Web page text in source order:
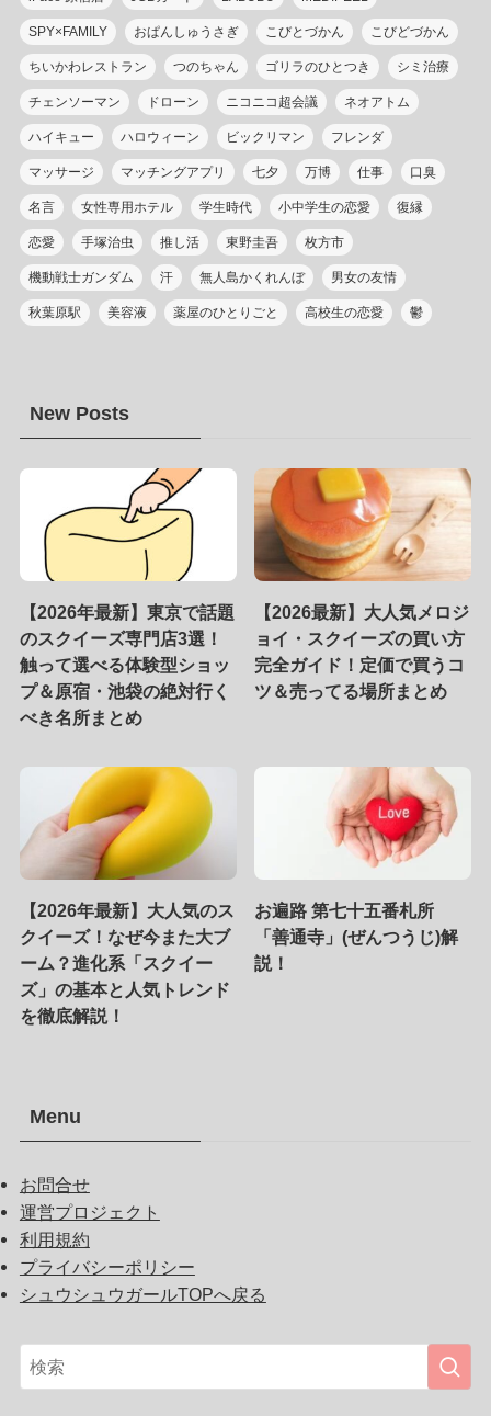
SPY×FAMILY おぱんしゅうさぎ こびとづかん こびどづかん
ちいかわレストラン つのちゃん ゴリラのひとつき シミ治療
チェンソーマン ドローン ニコニコ超会議 ネオアトム
ハイキュー ハロウィーン ビックリマン フレンダ
マッサージ マッチングアプリ 七夕 万博 仕事 口臭
名言 女性専用ホテル 学生時代 小中学生の恋愛 復縁
恋愛 手塚治虫 推し活 東野圭吾 枚方市
機動戦士ガンダム 汗 無人島かくれんぼ 男女の友情
秋葉原駅 美容液 薬屋のひとりごと 高校生の恋愛 鬱
New Posts
【2026年最新】東京で話題
のスクイーズ専門店3選！
触って選べる体験型ショッ
プ＆原宿・池袋の絶対行く
べき名所まとめ
【2026最新】大人気メロジ
ョイ・スクイーズの買い方
完全ガイド！定価で買うコ
ツ＆売ってる場所まとめ
【2026年最新】大人気のス
クイーズ！なぜ今また大ブ
ーム？進化系「スクイー
ズ」の基本と人気トレンド
を徹底解説！
お遍路 第七十五番札所
「善通寺」(ぜんつうじ)解
説！
Menu
お問合せ
運営プロジェクト
利用規約
プライバシーポリシー
シュウシュウガールTOPへ戻る